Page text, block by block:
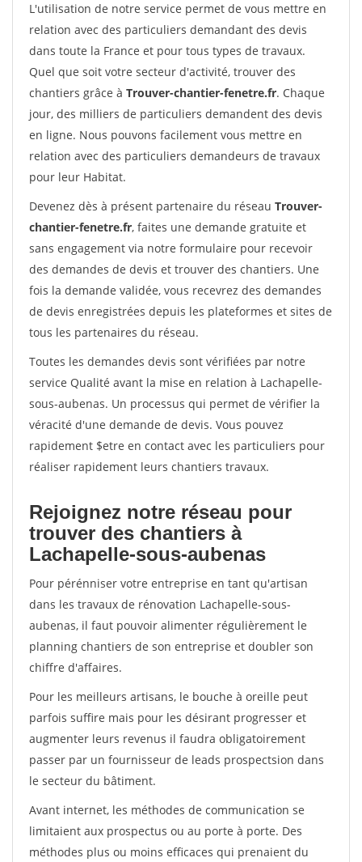
L'utilisation de notre service permet de vous mettre en
relation avec des particuliers demandant des devis
dans toute la France et pour tous types de travaux.
Quel que soit votre secteur d'activité, trouver des
chantiers grâce à Trouver-chantier-fenetre.fr. Chaque
jour, des milliers de particuliers demandent des devis
en ligne. Nous pouvons facilement vous mettre en
relation avec des particuliers demandeurs de travaux
pour leur Habitat.
Devenez dès à présent partenaire du réseau Trouver-
chantier-fenetre.fr, faites une demande gratuite et
sans engagement via notre formulaire pour recevoir
des demandes de devis et trouver des chantiers. Une
fois la demande validée, vous recevrez des demandes
de devis enregistrées depuis les plateformes et sites de
tous les partenaires du réseau.
Toutes les demandes devis sont vérifiées par notre
service Qualité avant la mise en relation à Lachapelle-
sous-aubenas. Un processus qui permet de vérifier la
véracité d'une demande de devis. Vous pouvez
rapidement $etre en contact avec les particuliers pour
réaliser rapidement leurs chantiers travaux.
Rejoignez notre réseau pour
trouver des chantiers à
Lachapelle-sous-aubenas
Pour pérénniser votre entreprise en tant qu'artisan
dans les travaux de rénovation Lachapelle-sous-
aubenas, il faut pouvoir alimenter régulièrement le
planning chantiers de son entreprise et doubler son
chiffre d'affaires.
Pour les meilleurs artisans, le bouche à oreille peut
parfois suffire mais pour les désirant progresser et
augmenter leurs revenus il faudra obligatoirement
passer par un fournisseur de leads prospectsion dans
le secteur du bâtiment.
Avant internet, les méthodes de communication se
limitaient aux prospectus ou au porte à porte. Des
méthodes plus ou moins efficaces qui prenaient du